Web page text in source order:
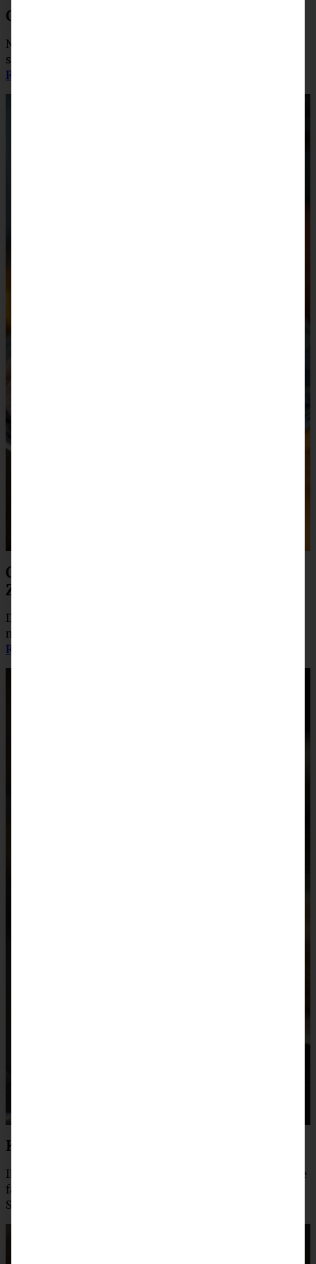
Gefüllte Kürbis-Donuts
Nicht nur super lecker, sondern auch ein Hingucker, das
sind meine Kürbis-Donuts mit Frischkäsefüllung.
Rezept gibt es hier.
Ofen-gebackene Kürbis Donuts mit
Zimtzucker
Diese Donuts sind von der erwas leichteren Sorte, da sie
nicht in Fett, sondern im Backofen gebacken werden.
Rezept für diese Leckerchen gibt es hier.
Kürbis Muffins mit Pekan-Streuseln
Ihr seid eher Typ Muffin? Kein Problem, da habe ich diese
fabulös leckeren und saftigen Kürbismuffins mit Pekan-
Streuseln im Angebot.